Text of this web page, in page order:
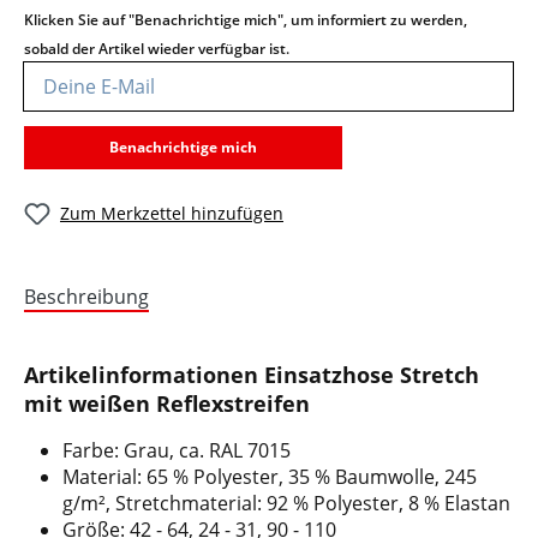
Klicken Sie auf "Benachrichtige mich", um informiert zu werden,
sobald der Artikel wieder verfügbar ist.
Deine E-Mail
Benachrichtige mich
Zum Merkzettel hinzufügen
Beschreibung
Artikelinformationen Einsatzhose Stretch
mit weißen Reflexstreifen
Farbe: Grau, ca. RAL 7015
Material: 65 % Polyester, 35 % Baumwolle, 245
g/m², Stretchmaterial: 92 % Polyester, 8 % Elastan
Größe: 42 - 64, 24 - 31, 90 - 110